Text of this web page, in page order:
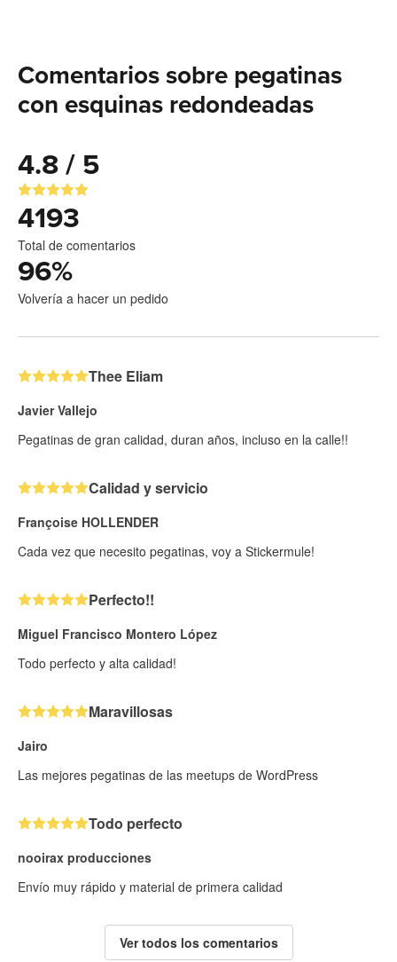
Comentarios sobre pegatinas
con esquinas redondeadas
4.8 / 5
4193
Total de comentarios
96%
Volvería a hacer un pedido
Thee Eliam
Javier Vallejo
Pegatinas de gran calidad, duran años, incluso en la calle!!
Calidad y servicio
Françoise HOLLENDER
Cada vez que necesito pegatinas, voy a Stickermule!
Perfecto!!
Miguel Francisco Montero López
Todo perfecto y alta calidad!
Maravillosas
Jairo
Las mejores pegatinas de las meetups de WordPress
Todo perfecto
nooirax producciones
Envío muy rápido y material de primera calidad
Ver todos los comentarios